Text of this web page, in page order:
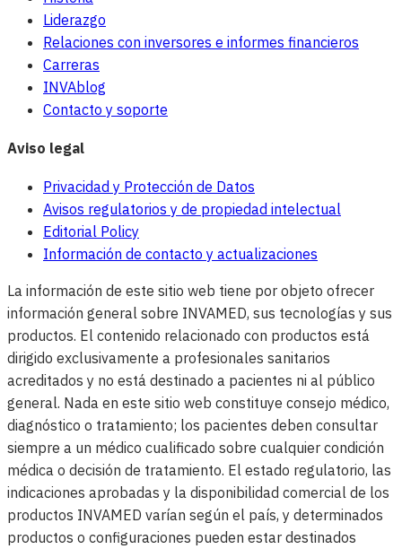
Liderazgo
Relaciones con inversores e informes financieros
Carreras
INVAblog
Contacto y soporte
Aviso legal
Privacidad y Protección de Datos
Avisos regulatorios y de propiedad intelectual
Editorial Policy
Información de contacto y actualizaciones
La información de este sitio web tiene por objeto ofrecer
información general sobre INVAMED, sus tecnologías y sus
productos. El contenido relacionado con productos está
dirigido exclusivamente a profesionales sanitarios
acreditados y no está destinado a pacientes ni al público
general. Nada en este sitio web constituye consejo médico,
diagnóstico o tratamiento; los pacientes deben consultar
siempre a un médico cualificado sobre cualquier condición
médica o decisión de tratamiento. El estado regulatorio, las
indicaciones aprobadas y la disponibilidad comercial de los
productos INVAMED varían según el país, y determinados
productos o configuraciones pueden estar destinados